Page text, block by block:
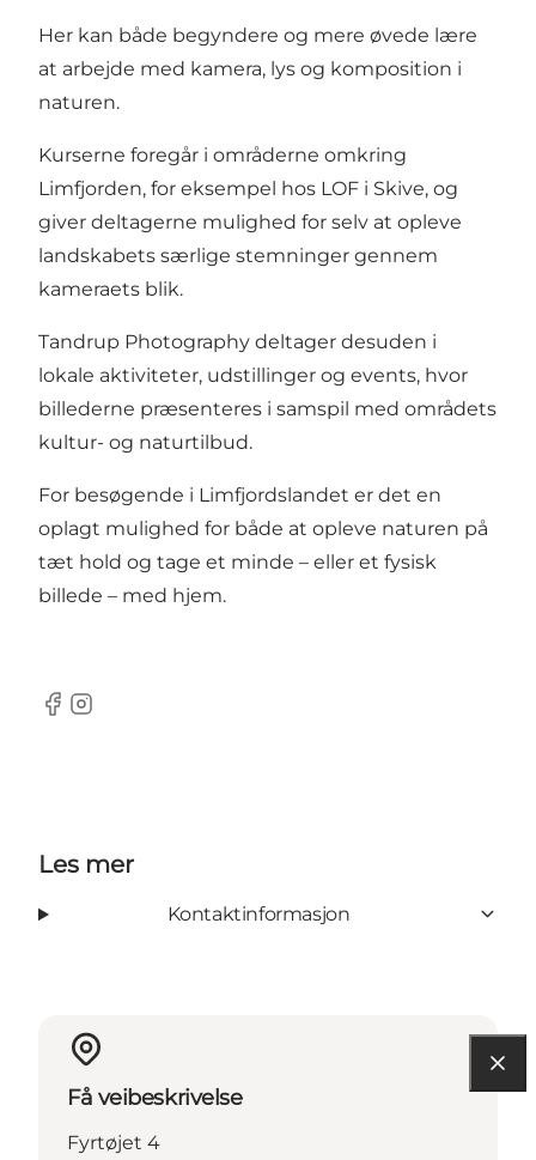
Her kan både begyndere og mere øvede lære
at arbejde med kamera, lys og komposition i
naturen.
Kurserne foregår i områderne omkring
Limfjorden, for eksempel hos LOF i Skive, og
giver deltagerne mulighed for selv at opleve
landskabets særlige stemninger gennem
kameraets blik.
Tandrup Photography deltager desuden i
lokale aktiviteter, udstillinger og events, hvor
billederne præsenteres i samspil med områdets
kultur- og naturtilbud.
For besøgende i Limfjordslandet er det en
oplagt mulighed for både at opleve naturen på
tæt hold og tage et minde – eller et fysisk
billede – med hjem.
Facebook
Instagram
Les mer
Kontaktinformasjon
Få veibeskrivelse
Fyrtøjet 4